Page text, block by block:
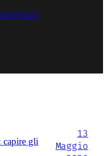
capire gli
13
Maggio